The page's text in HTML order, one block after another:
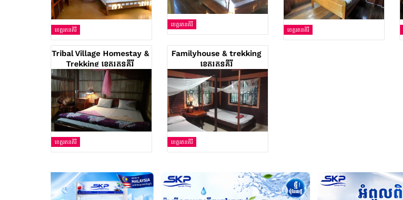
ខេត្តរតនគិរី
ខេត្តរតនគិរី
ខេត្តរតនគិរី
Tribal Village Homestay &
Trekking ខេត្តរតនគីរី
ខេត្តរតនគិរី
Familyhouse & trekking
ខេត្តរតនគីរី
ខេត្តរតនគិរី